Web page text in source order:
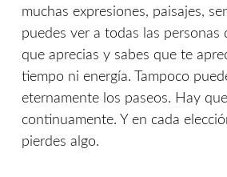
muchas expresiones, paisajes,
puedes ver a todas las personas
que aprecias y sabes que te
tiempo ni energía. Tampoco
eternamente los paseos. Hay
continuamente. Y en cada
pierdes algo.